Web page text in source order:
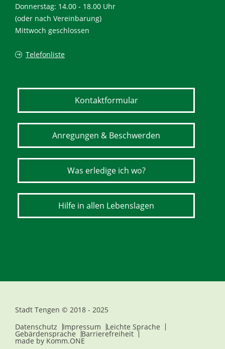
Donnerstag: 14.00 - 18.00 Uhr
(oder nach Vereinbarung)
Mittwoch geschlossen
Telefonliste
Kontaktformular
Anregungen & Beschwerden
Was erledige ich wo?
Hilfe in allen Lebenslagen
Stadt Tengen © 2018 - 2025
Datenschutz
Impressum Leichte Sprache
Gebärdensprache Barrierefreiheit
made by Komm.ONE